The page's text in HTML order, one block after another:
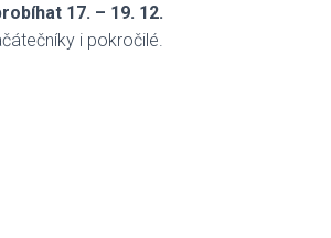
17. – 19. 12.
i pokročilé.